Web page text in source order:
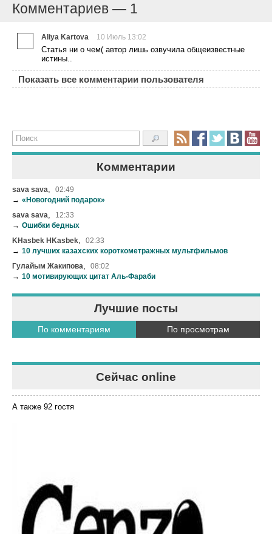
Комментарии
sava sava, 02:49
→ «Новогодний подарок»
sava sava,
12:33
→ Ошибки бедных
KHasbek HKasbek, 02:33
→ 10 лучших казахских короткометражных мультфильмов
Гулайым Жакипова, 08:02
→ 10 мотивирующих цитат Аль-Фараби
Лучшие посты
По комментариям По просмотрам
Сейчас online
А также 92 гостя
Комментариев — 1
Aliya Kartova 10 Июль 13:02
Статья ни о чем( автор лишь озвучила общеизвестные
истины..
Показать все комментарии пользователя